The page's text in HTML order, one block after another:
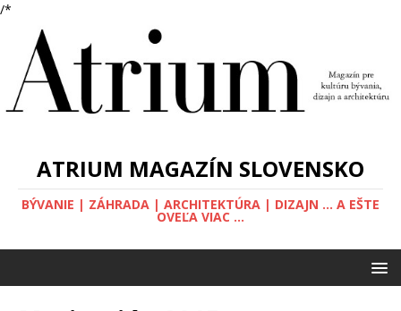
/*
ATRIUM MAGAZÍN SLOVENSKO
BÝVANIE | ZÁHRADA | ARCHITEKTÚRA | DIZAJN ... A EŠTE
OVEĽA VIAC ...